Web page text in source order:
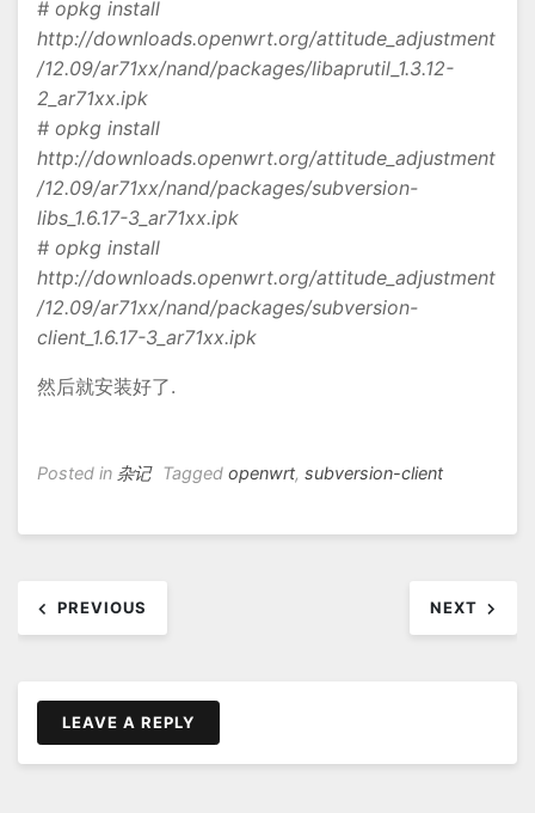
# opkg install
http://downloads.openwrt.org/attitude_adjustment
/12.09/ar71xx/nand/packages/libaprutil_1.3.12-
2_ar71xx.ipk
# opkg install
http://downloads.openwrt.org/attitude_adjustment
/12.09/ar71xx/nand/packages/subversion-
libs_1.6.17-3_ar71xx.ipk
# opkg install
http://downloads.openwrt.org/attitude_adjustment
/12.09/ar71xx/nand/packages/subversion-
client_1.6.17-3_ar71xx.ipk
然后就安装好了.
Posted in 杂记 Tagged openwrt, subversion-client
章
航
PREVIOUS NEXT
LEAVE A REPLY